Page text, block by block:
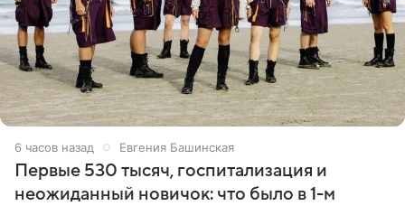
6 часов назад Евгения Башинская
Первые 530 тысяч, госпитализация и
неожиданный новичок: что было в 1-м